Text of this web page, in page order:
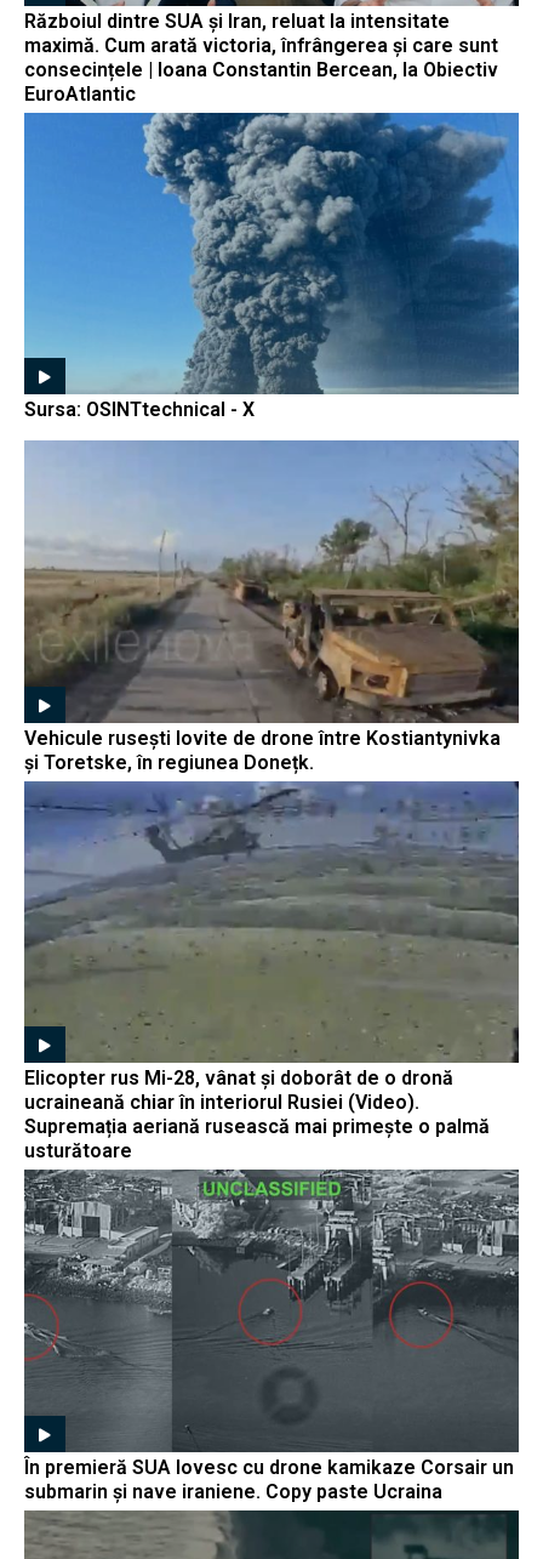
Războiul dintre SUA și Iran, reluat la intensitate
maximă. Cum arată victoria, înfrângerea și care sunt
consecințele | Ioana Constantin Bercean, la Obiectiv
EuroAtlantic
Sursa: OSINTtechnical - X
Vehicule rusești lovite de drone între Kostiantynivka
și Toretske, în regiunea Donețk.
Elicopter rus Mi-28, vânat și doborât de o dronă
ucraineană chiar în interiorul Rusiei (Video).
Supremația aeriană rusească mai primește o palmă
usturătoare
În premieră SUA lovesc cu drone kamikaze Corsair un
submarin și nave iraniene. Copy paste Ucraina